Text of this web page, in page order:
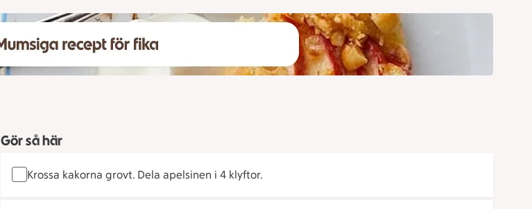
Gör så här
Krossa kakorna grovt. Dela apelsinen i 4 klyftor.